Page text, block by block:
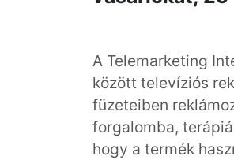
A Telemarketing
között televíziós
füzeteiben
forgalomba,
hogy a termék